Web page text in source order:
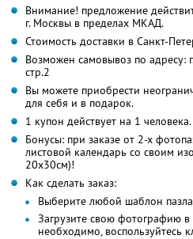
Внимание! предложение
г. Москвы в пределах МКАД.
Стоимость доставки в Санкт-
Возможен самовывоз по адресу:
стр.2
Вы можете приобрести
для себя и в подарок.
1 купон действует на 1 человека.
Бонусы: при заказе от 2-х
листовой календарь со своим
20х30см)!
Как сделать заказ:
Выберите любой шаблон
Загрузите свою фотографию в
необходимо, воспользуйтесь